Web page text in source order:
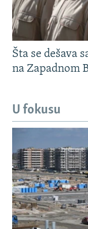
Šta se dešava
na Zapadnom
U fokusu